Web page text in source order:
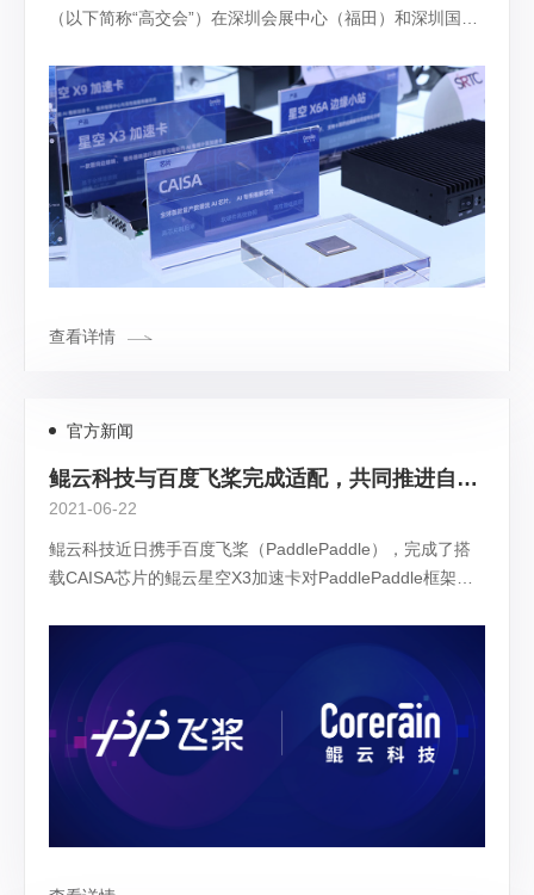
（以下简称“高交会”）在深圳会展中心（福田）和深圳国际
展，构建新发展格局”为主题，汇聚了1900多家海内外科技
企业和科研机构亮相。鲲云科技携CAISA芯片、星空系列AI
加速产品亮相，CAISA芯片及星空X6A边缘小站摘得本届高
交会“优秀产品奖”。
查看详情
官方新闻
鲲云科技与百度飞桨完成适配，共同推进自主AI应用落地
2021-06-22
鲲云科技近日携手百度飞桨（PaddlePaddle），完成了搭
载CAISA芯片的鲲云星空X3加速卡对PaddlePaddle框架模
支持主流算法网络，稳定运行，能够达到兼容性及性能、可
靠性要求，便于开发者快速实现多样化AI应用部署，这次合
作进一步扩大了双方在AI产业的创新生态。